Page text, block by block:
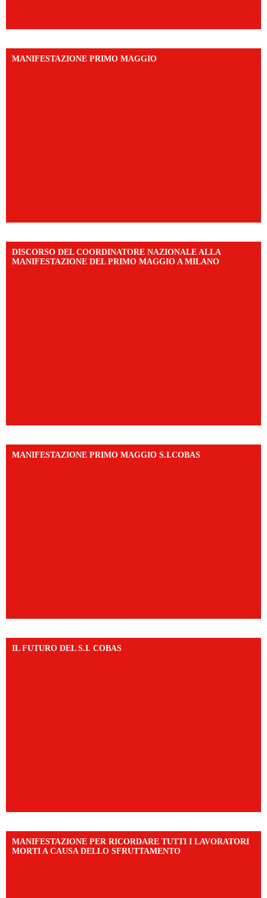
MANIFESTAZIONE PRIMO MAGGIO
DISCORSO DEL COORDINATORE NAZIONALE ALLA
MANIFESTAZIONE DEL PRIMO MAGGIO A MILANO
MANIFESTAZIONE PRIMO MAGGIO S.I.COBAS
IL FUTURO DEL S.I. COBAS
MANIFESTAZIONE PER RICORDARE TUTTI I LAVORATORI
MORTI A CAUSA DELLO SFRUTTAMENTO